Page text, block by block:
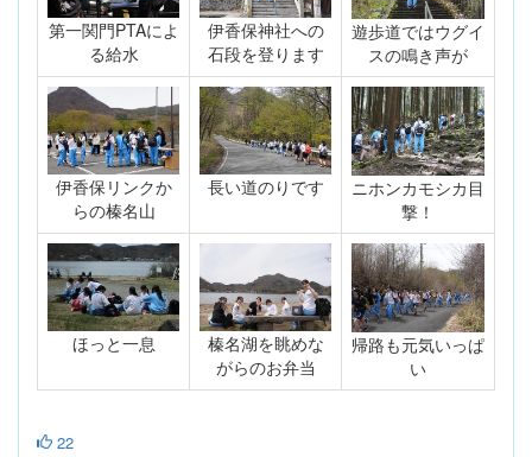
第一関門PTAによ
る給水
伊香保神社への
石段を登ります
遊歩道ではウグイ
スの鳴き声が
伊香保リンクか
らの榛名山
長い道のりです
ニホンカモシカ目
撃！
ほっと一息
榛名湖を眺めな
がらのお弁当
帰路も元気いっぱ
い
22